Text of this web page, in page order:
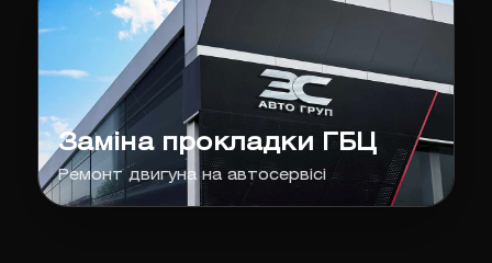
Заміна прокладки ГБЦ
Ремонт двигуна на автосервісі